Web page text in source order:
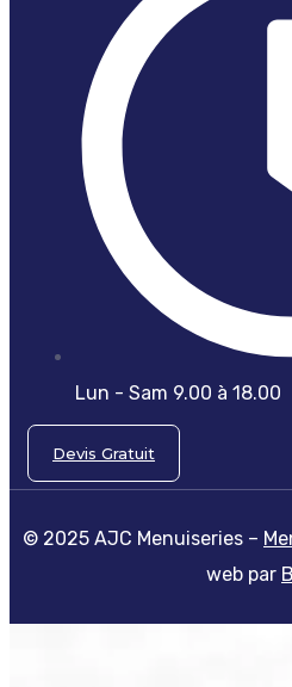
Lun - Sam 9.00 à 18.00
Devis Gratuit
© 2025 AJC Menuiseries –
web par